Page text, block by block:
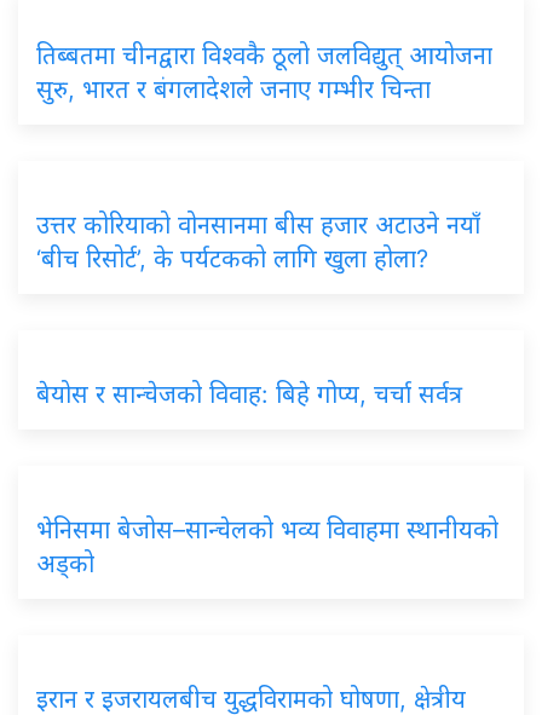
तिब्बतमा चीनद्वारा विश्वकै ठूलो जलविद्युत् आयोजना
सुरु, भारत र बंगलादेशले जनाए गम्भीर चिन्ता
उत्तर कोरियाको वोनसानमा बीस हजार अटाउने नयाँ
‘बीच रिसोर्ट’, के पर्यटकको लागि खुला होला?
बेयोस र सान्चेजको विवाह: बिहे गोप्य, चर्चा सर्वत्र
भेनिसमा बेजोस–सान्चेलको भव्य विवाहमा स्थानीयको
अड्को
इरान र इजरायलबीच युद्धविरामको घोषणा, क्षेत्रीय